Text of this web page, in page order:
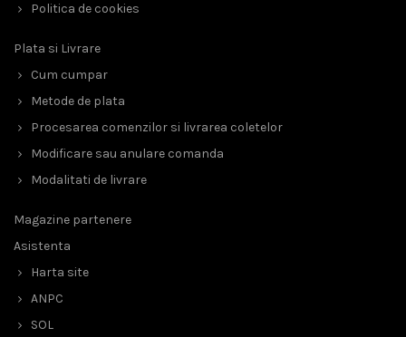
Politica de cookies
Plata si Livrare
Cum cumpar
Metode de plata
Procesarea comenzilor si livrarea coletelor
Modificare sau anulare comanda
Modalitati de livrare
Magazine partenere
Asistenta
Harta site
ANPC
SOL